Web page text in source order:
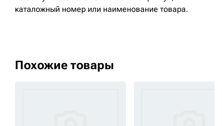
каталожный номер или наименование товара.
Похожие товары